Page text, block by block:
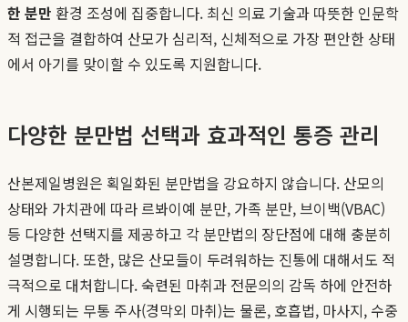
한 분만 환경 조성에 집중합니다. 최신 의료 기술과 따뜻한 인문학
적 접근을 결합하여 산모가 심리적, 신체적으로 가장 편안한 상태
에서 아기를 맞이할 수 있도록 지원합니다.
다양한 분만법 선택과 효과적인 통증 관리
산본제일병원은 획일화된 분만법을 강요하지 않습니다. 산모의
상태와 가치관에 따라 르봐이예 분만, 가족 분만, 브이백(VBAC)
등 다양한 선택지를 제공하고 각 분만법의 장단점에 대해 충분히
설명합니다. 또한, 많은 산모들이 두려워하는 진통에 대해서도 적
극적으로 대처합니다. 숙련된 마취과 전문의의 감독 하에 안전하
게 시행되는 무통 주사(경막외 마취)는 물론, 호흡법, 마사지, 수중